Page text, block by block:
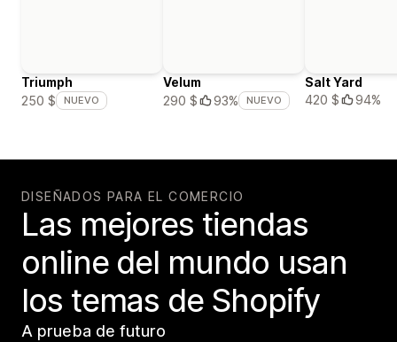
Triumph
250 $
NUEVO
Velum
290 $
93% NUEVO
Salt Yard
420 $
94%
DISEÑADOS PARA EL COMERCIO
Las mejores tiendas
online del mundo usan
los temas de Shopify
A prueba de futuro